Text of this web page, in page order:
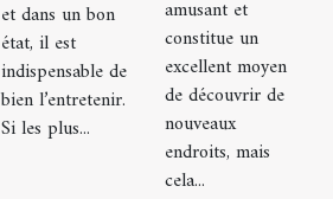
et dans un bon
état, il est
indispensable de
bien l’entretenir.
Si les plus...
idéal
amusant et
constitue un
excellent moyen
de découvrir de
nouveaux
endroits, mais
cela...